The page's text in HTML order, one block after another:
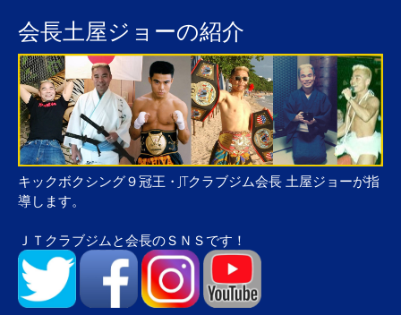
会長土屋ジョーの紹介
キックボクシング９冠王・JTクラブジム会長 土屋ジョーが指
導します。
ＪＴクラブジムと会長のＳＮＳです！